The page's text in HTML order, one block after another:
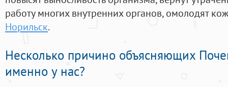
работу многих внутренних органов, омолодят
Норильск.
Несколько причино объясняющих
именно у нас?